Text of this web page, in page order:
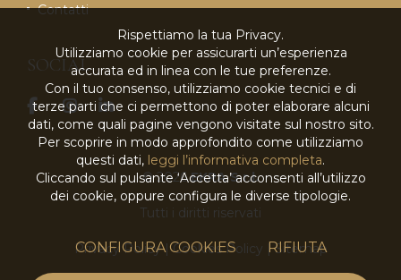
Contatti
SOCIAL
© 2026EKRA S.r.l.
Tutti i diritti riservati
Privacy Policy|Cookies Policy |Sitemap
Rispettiamo la tua Privacy.
Utilizziamo cookie per assicurarti un’esperienza
accurata ed in linea con le tue preferenze.
Con il tuo consenso, utilizziamo cookie tecnici e di
terze parti che ci permettono di poter elaborare alcuni
dati, come quali pagine vengono visitate sul nostro sito.
Per scoprire in modo approfondito come utilizziamo
questi dati, leggi l’informativa completa.
Cliccando sul pulsante ‘Accetta’ acconsenti all’utilizzo
dei cookie, oppure configura le diverse tipologie.
CONFIGURA COOKIES RIFIUTA